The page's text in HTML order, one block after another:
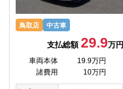
鳥取店 中古車
支払総額 29.9万円
車両本体
19.9万円
諸費用
10万円